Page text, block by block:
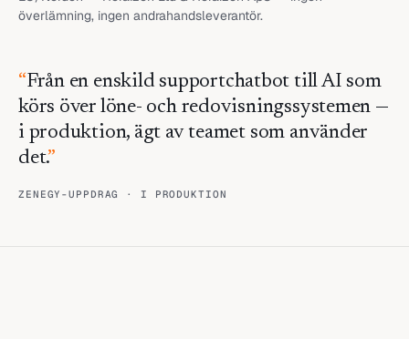
överlämning, ingen andrahandsleverantör.
“Från en enskild supportchatbot till AI som
körs över löne- och redovisningssystemen —
i produktion, ägt av teamet som använder
det.”
ZENEGY-UPPDRAG · I PRODUKTION